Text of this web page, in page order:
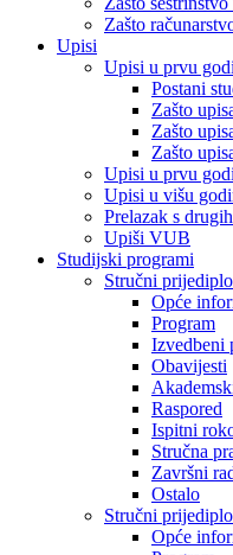
Zašto
Upisi
Upisi u prvu
Postani
Zašto
Zašto
Zašto
Upisi u prvu
Upisi u višu
Prelazak s
Upiši VUB
Studijski programi
Stručni
Opće
Program
Izvedbeni
Obavijesti
Raspored
Ispitni
Stručna
Završni
Ostalo
Stručni
Opće